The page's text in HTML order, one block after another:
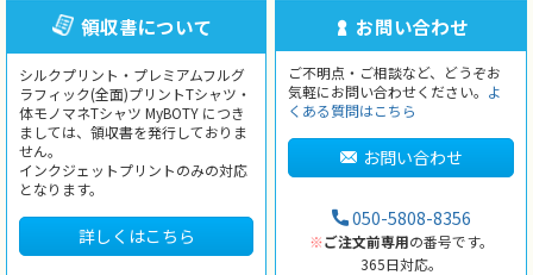
領収書について
シルクプリント・プレミアムフルグ
ラフィック(全面)プリントTシャツ・
体モノマネTシャツ MyBOTY につき
ましては、領収書を発行しておりま
せん。
インクジェットプリントのみの対応
となります。
詳しくはこちら
お問い合わせ
ご不明点・ご相談など、どうぞお
気軽にお問い合わせください。 よ
くある質問はこちら
お問い合わせ
050-5808-8356
※ご注文前専用の番号です。
365日対応。